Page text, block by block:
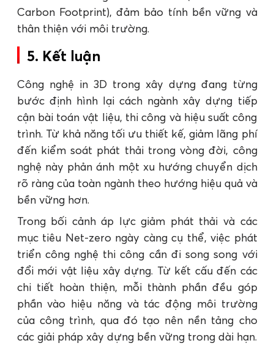
Carbon Footprint), đảm bảo tính bền vững và
thân thiện với môi trường.
5. Kết luận
Công nghệ in 3D trong xây dựng đang từng
bước định hình lại cách ngành xây dựng tiếp
cận bài toán vật liệu, thi công và hiệu suất công
trình. Từ khả năng tối ưu thiết kế, giảm lãng phí
đến kiểm soát phát thải trong vòng đời, công
nghệ này phản ánh một xu hướng chuyển dịch
rõ ràng của toàn ngành theo hướng hiệu quả và
bền vững hơn.
Trong bối cảnh áp lực giảm phát thải và các
mục tiêu Net-zero ngày càng cụ thể, việc phát
triển công nghệ thi công cần đi song song với
đổi mới vật liệu xây dựng. Từ kết cấu đến các
chi tiết hoàn thiện, mỗi thành phần đều góp
phần vào hiệu năng và tác động môi trường
của công trình, qua đó tạo nên nền tảng cho
các giải pháp xây dựng bền vững trong dài hạn.